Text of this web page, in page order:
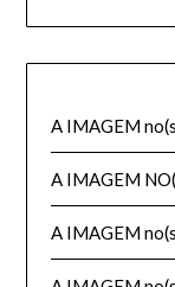
A IMAGEM
A IMAGEM
A IMAGEM